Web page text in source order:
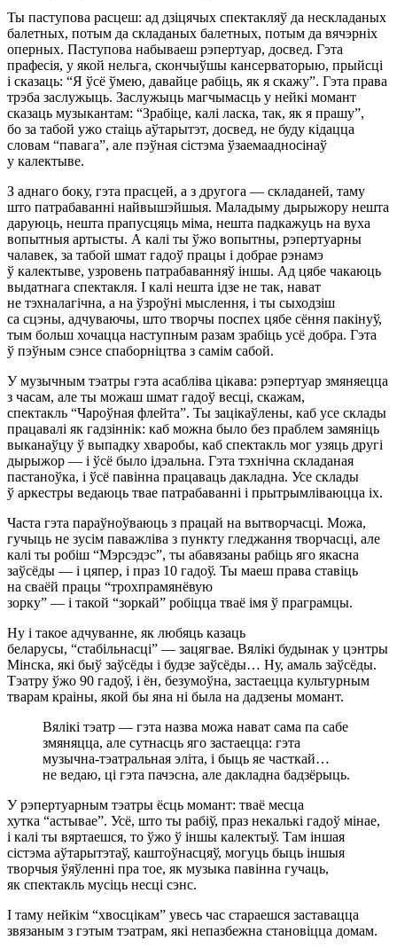
Ты паступова расцеш: ад дзіцячых спектакляў да нескладаных
балетных, потым да складаных балетных, потым да вячэрніх
оперных. Паступова набываеш рэпертуар, досвед. Гэта
прафесія, у якой нельга, скончыўшы кансерваторыю, прыйсці
і сказаць: “Я ўсё ўмею, давайце рабіць, як я скажу”. Гэта права
трэба заслужыць. Заслужыць магчымасць у нейкі момант
сказаць музыкантам: “Зрабіце, калі ласка, так, як я прашу”,
бо за табой ужо стаіць аўтарытэт, досвед, не буду кідацца
словам “павага”, але пэўная сістэма ўзаемаадносінаў
у калектыве.
З аднаго боку, гэта прасцей, а з другога — складаней, таму
што патрабаванні найвышэйшыя. Маладыму дырыжору нешта
даруюць, нешта прапусцяць міма, нешта падкажуць на вуха
вопытныя артысты. А калі ты ўжо вопытны, рэпертуарны
чалавек, за табой шмат гадоў працы і добрае рэнамэ
ў калектыве, узровень патрабаванняў іншы. Ад цябе чакаюць
выдатнага спектакля. І калі нешта ідзе не так, нават
не тэхналагічна, а на ўзроўні мыслення, і ты сыходзіш
са сцэны, адчуваючы, што творчы поспех цябе сёння пакінуў,
тым больш хочацца наступным разам зрабіць усё добра. Гэта
ў пэўным сэнсе спаборніцтва з самім сабой.
У музычным тэатры гэта асабліва цікава: рэпертуар змяняецца
з часам, але ты можаш шмат гадоў весці, скажам,
спектакль “Чароўная флейта”. Ты зацікаўлены, каб усе склады
працавалі як гадзіннік: каб можна было без праблем замяніць
выканаўцу ў выпадку хваробы, каб спектакль мог узяць другі
дырыжор — і ўсё было ідэальна. Гэта тэхнічна складаная
пастаноўка, і ўсё павінна працаваць дакладна. Усе склады
ў аркестры ведаюць твае патрабаванні і прытрымліваюцца іх.
Часта гэта параўноўваюць з працай на вытворчасці. Можа,
гучыць не зусім паважліва з пункту гледжання творчасці, але
калі ты робіш “Мэрсэдэс”, ты абавязаны рабіць яго якасна
заўсёды — і цяпер, і праз 10 гадоў. Ты маеш права ставіць
на сваёй працы “трохпрамянёвую
зорку” — і такой “зоркай” робіцца тваё імя ў праграмцы.
Ну і такое адчуванне, як любяць казаць
беларусы, “стабільнасці” — зацягвае. Вялікі будынак у цэнтры
Мінска, які быў заўсёды і будзе заўсёды… Ну, амаль заўсёды.
Тэатру ўжо 90 гадоў, і ён, безумоўна, застаецца культурным
тварам краіны, якой бы яна ні была на дадзены момант.
Вялікі тэатр — гэта назва можа нават сама па сабе
змяняцца, але сутнасць яго застаецца: гэта
музычна-тэатральная эліта, і быць яе часткай…
не ведаю, ці гэта пачэсна, але дакладна бадзёрыць.
У рэпертуарным тэатры ёсць момант: тваё месца
хутка “астывае”. Усё, што ты рабіў, праз некалькі гадоў мінае,
і калі ты вяртаешся, то ўжо ў іншы калектыў. Там іншая
сістэма аўтарытэтаў, каштоўнасцяў, могуць быць іншыя
творчыя ўяўленні пра тое, як музыка павінна гучаць,
як спектакль мусіць несці сэнс.
І таму нейкім “хвосцікам” увесь час стараешся заставацца
звязаным з гэтым тэатрам, які непазбежна становіцца домам.